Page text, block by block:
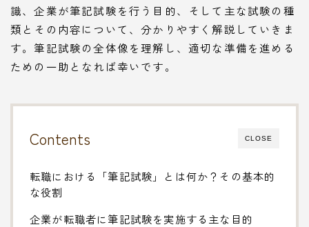
識、企業が筆記試験を行う目的、そして主な試験の種
類とその内容について、分かりやすく解説していきま
す。筆記試験の全体像を理解し、適切な準備を進める
ための一助となれば幸いです。
CLOSE
Contents
転職における「筆記試験」とは何か？その基本的
な役割
企業が転職者に筆記試験を実施する主な目的